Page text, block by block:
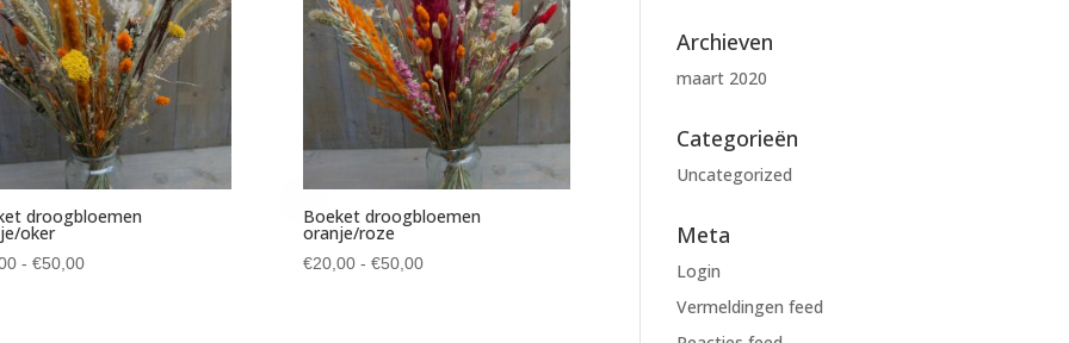
droogbloemen
oker
- €50,00Prijsklasse:
Boeket droogbloemen
oranje/roze
€20,00 - €50,00Prijsklasse:
Archieven
maart 2020
Categorieën
Uncategorized
Meta
Login
Vermeldingen feed